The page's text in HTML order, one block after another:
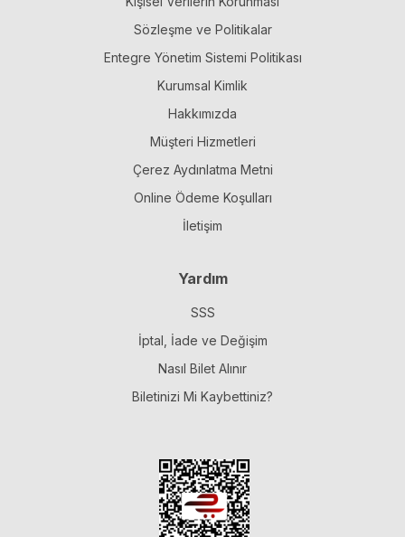
Sözleşme ve Politikalar
Entegre Yönetim Sistemi Politikası
Kurumsal Kimlik
Hakkımızda
Müşteri Hizmetleri
Çerez Aydınlatma Metni
Online Ödeme Koşulları
İletişim
Yardım
SSS
İptal, İade ve Değişim
Nasıl Bilet Alınır
Biletinizi Mi Kaybettiniz?